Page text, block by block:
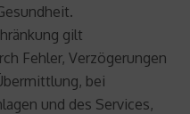
gilt
Fehler, Verzögerungen
bei
und des Services,